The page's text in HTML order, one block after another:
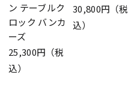
ン テーブルク
ロック バンカ
ーズ
25,300円（税
込）
30,800円（税
込）